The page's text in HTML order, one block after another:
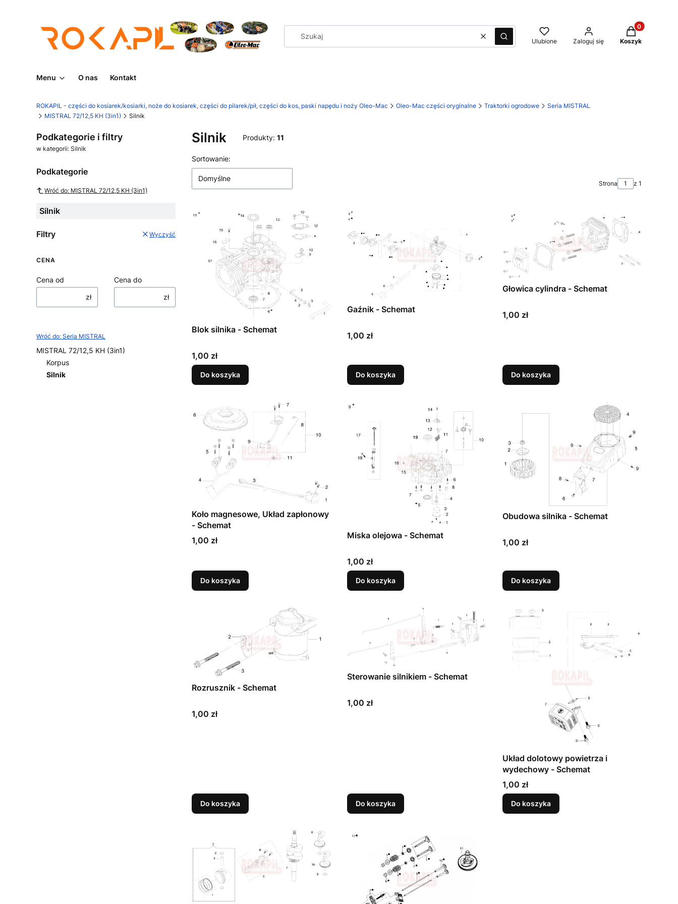
WyczyśćSzukaj Ulubione Zaloguj się
Produkty w
Koszyk
Menu O nas Kontakt
ROKAPIL - części do kosiarek/kosiarki, noże do kosiarek, części do pilarek/pił, części do kos, paski napędu i noży Oleo-Mac Oleo-Mac części oryginalne Traktorki ogrodowe
Seria MISTRAL
MISTRAL 72/12,5 KH (3in1)
Silnik
Podkategorie i filtry
w kategorii: Silnik
Podkategorie
Wróć do: MISTRAL 72/12,5 KH (3in1)
Silnik
Filtry Wyczyść
CENA
Cena od
zł
Cena do
zł
Wróć do: Seria MISTRAL
MISTRAL 72/12,5 KH (3in1)
Korpus
Silnik
Silnik Produkty: 11
Lista produktów
Sortowanie:
Domyślne
Strona z 1
Blok silnika - Schemat
Cena
1,00 zł
Do koszyka
Gaźnik - Schemat
Cena
1,00 zł
Do koszyka
Głowica cylindra - Schemat
Cena
1,00 zł
Do koszyka
Koło magnesowe, Układ zapłonowy
- Schemat
Cena
1,00 zł
Do koszyka
Miska olejowa - Schemat
Cena
1,00 zł
Do koszyka
Obudowa silnika - Schemat
Cena
1,00 zł
Do koszyka
Rozrusznik - Schemat
Cena
1,00 zł
Do koszyka
Sterowanie silnikiem - Schemat
Cena
1,00 zł
Do koszyka
Układ dolotowy powietrza i
wydechowy - Schemat
Cena
1,00 zł
Do koszyka